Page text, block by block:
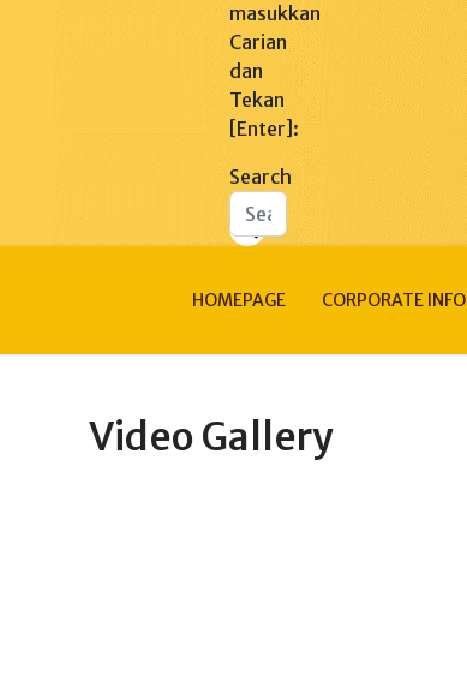
masukkan
Carian
dan
Tekan
[Enter]:
Search
HOMEPAGE CORPORATE INFO
Video Gallery